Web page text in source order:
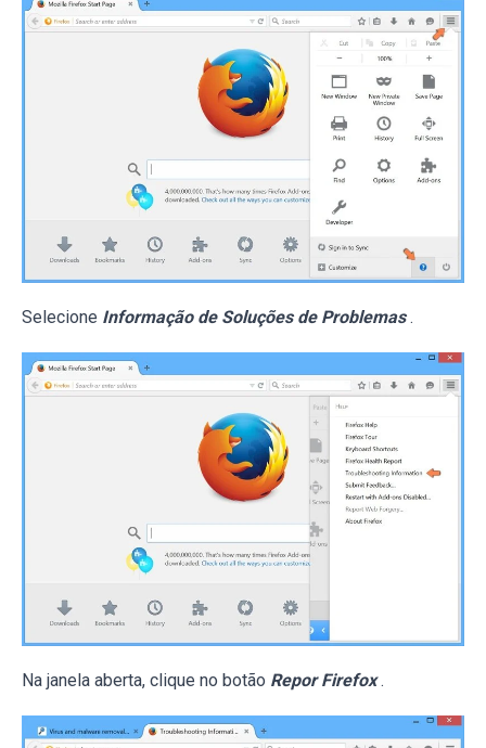
Selecione Informação de Soluções de Problemas .
Na janela aberta, clique no botão Repor Firefox .